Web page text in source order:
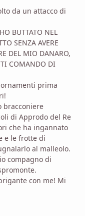
da un attacco di
BUTTATO NEL
SENZA AVERE
DEL MIO DANARO,
COMANDO DI
prima
bracconiere
di Approdo del Re
che ha ingannato
e le frotte di
al malleolo.
compagno di
con me! Mi